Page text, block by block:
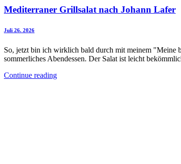
Mediterraner Grillsalat nach Johann Lafer
Juli 26. 2026
So, jetzt bin ich wirklich bald durch mit meinem "Meine
sommerliches Abendessen. Der Salat ist leicht
Continue reading